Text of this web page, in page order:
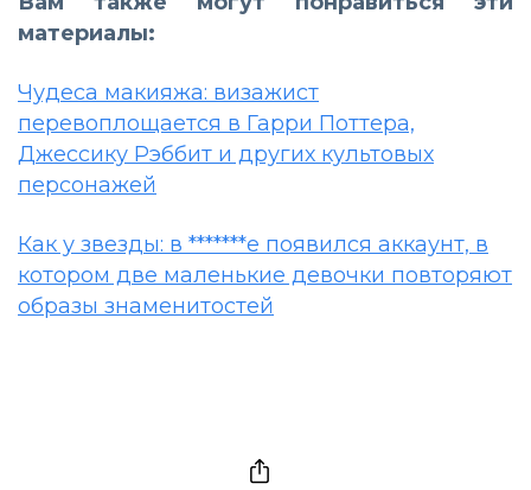
материалы:
Чудеса макияжа: визажист
перевоплощается в Гарри Поттера,
Джессику Рэббит и других культовых
персонажей
Как у звезды: в *******е появился аккаунт, в
котором две маленькие девочки повторяют
образы знаменитостей